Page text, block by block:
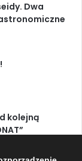
Dwa
kolejną